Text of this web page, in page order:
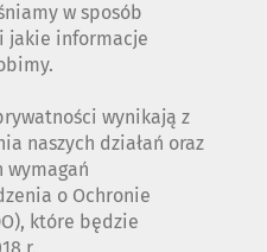
w sposób
jakie informacje
wynikają z
naszych działań oraz
wymagań
o Ochronie
które będzie